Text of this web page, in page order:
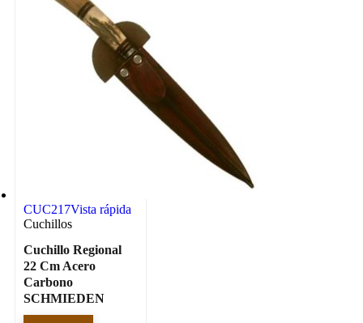
CUC217Vista rápida
Cuchillos
Cuchillo Regional
22 Cm Acero
Carbono
SCHMIEDEN